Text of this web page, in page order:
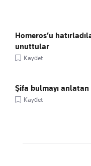
Homeros’u
unuttular
Kaydet
Şifa bulmayı anlatan
Kaydet